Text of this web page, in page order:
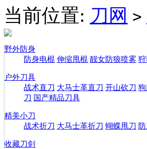
当前位置: 刀网 >
野外防身
防身电棍 伸缩甩棍 靓女防狼喷雾
户外刀具
战术直刀 大马士革直刀 开山砍刀
刀 国产精品刀具
精美小刀
战术折刀 大马士革折刀 蝴蝶甩刀
收藏刀剑